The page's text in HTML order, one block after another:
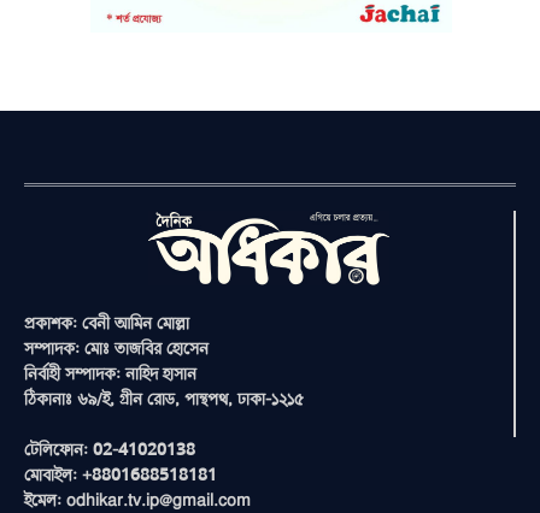
প্রকাশক: বেনী আমিন মোল্লা
সম্পাদক: মোঃ তাজবির হোসেন
নির্বাহী সম্পাদক: নাহিদ হাসান
ঠিকানাঃ ৬৯/ই, গ্রীন রোড, পান্থপথ, ঢাকা-১২১৫
টেলিফোন: 02-41020138
মোবাইল: +8801688518181
ইমেল: odhikar.tv.ip@gmail.com